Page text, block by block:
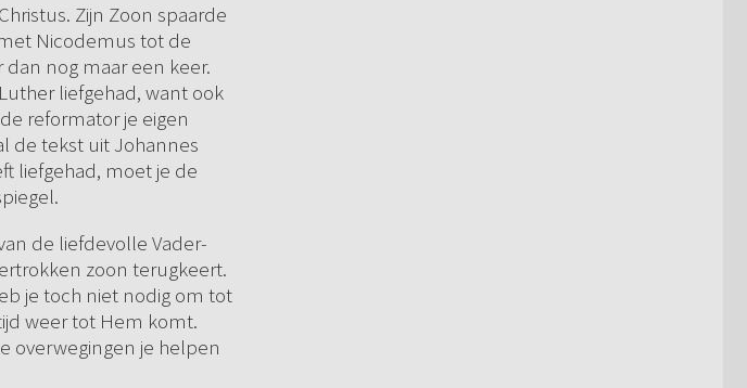
Zijn Zoon spaarde
Nicodemus tot de
nog maar een keer.
liefgehad, want ook
reformator je eigen
de tekst uit Johannes
liefgehad, moet je de
de liefdevolle Vader-
zoon terugkeert.
je toch niet nodig om tot
weer tot Hem komt.
overwegingen je helpen